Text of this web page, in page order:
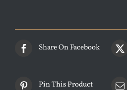
Share On Facebook
Pin This Product